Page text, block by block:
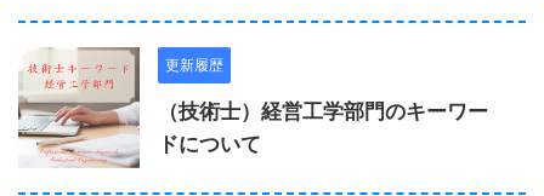
更新履歴
（技術士）経営工学部門のキーワー
ドについて